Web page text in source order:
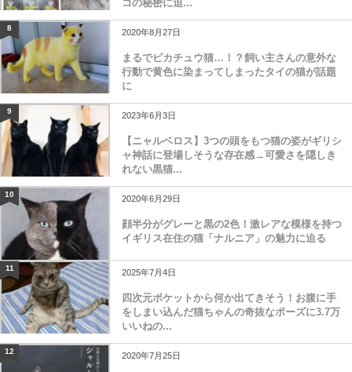
コの秘密に迫...
8 2020年8月27日
まるでピカチュウ猫…！？飼い主さんの意外な
行動で黄色に染まってしまったタイの猫が話題
に
9 2023年6月3日
【ニャルベロス】3つの頭をもつ猫の姿がギリシ
ャ神話に登場しそうな存在感→可愛さを隠しき
れない黒猫...
10 2020年6月29日
顔半分がグレーと黒の2色！激レアな模様を持つ
イギリス在住の猫「ナルニア」の魅力に迫る
11 2025年7月4日
四次元ポケットから何か出てきそう！お腹に手
をしまい込んだ猫ちゃんの奇抜なポーズに3.7万
いいねの...
12 2020年7月25日